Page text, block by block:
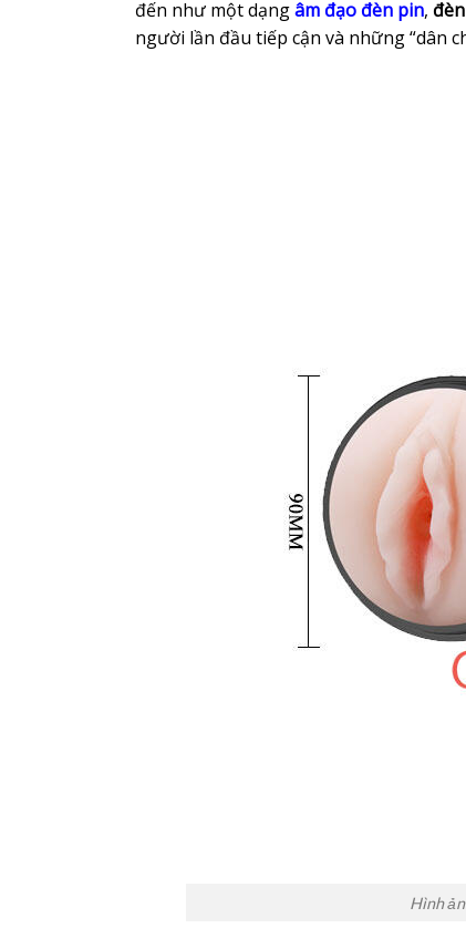
đến như một dạngâm đạo đèn pin,
người lần đầu tiếp cận và những “dân
Hình